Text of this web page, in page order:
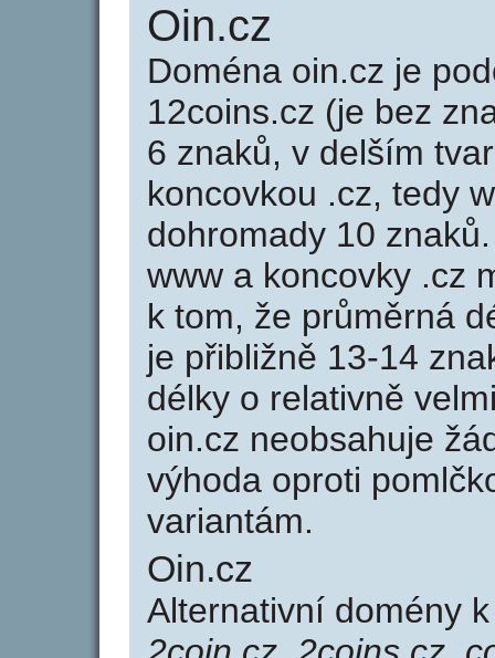
Oin.cz
Doména oin.cz je
12coins.cz (je bez
6 znaků, v delším
koncovkou .cz, tedy
dohromady 10
www a koncovky .cz
k tom, že průměrná
je přibližně 13-14
délky o relativně
oin.cz neobsahuje
výhoda oproti
variantám.
Oin.cz
Alternativní domény